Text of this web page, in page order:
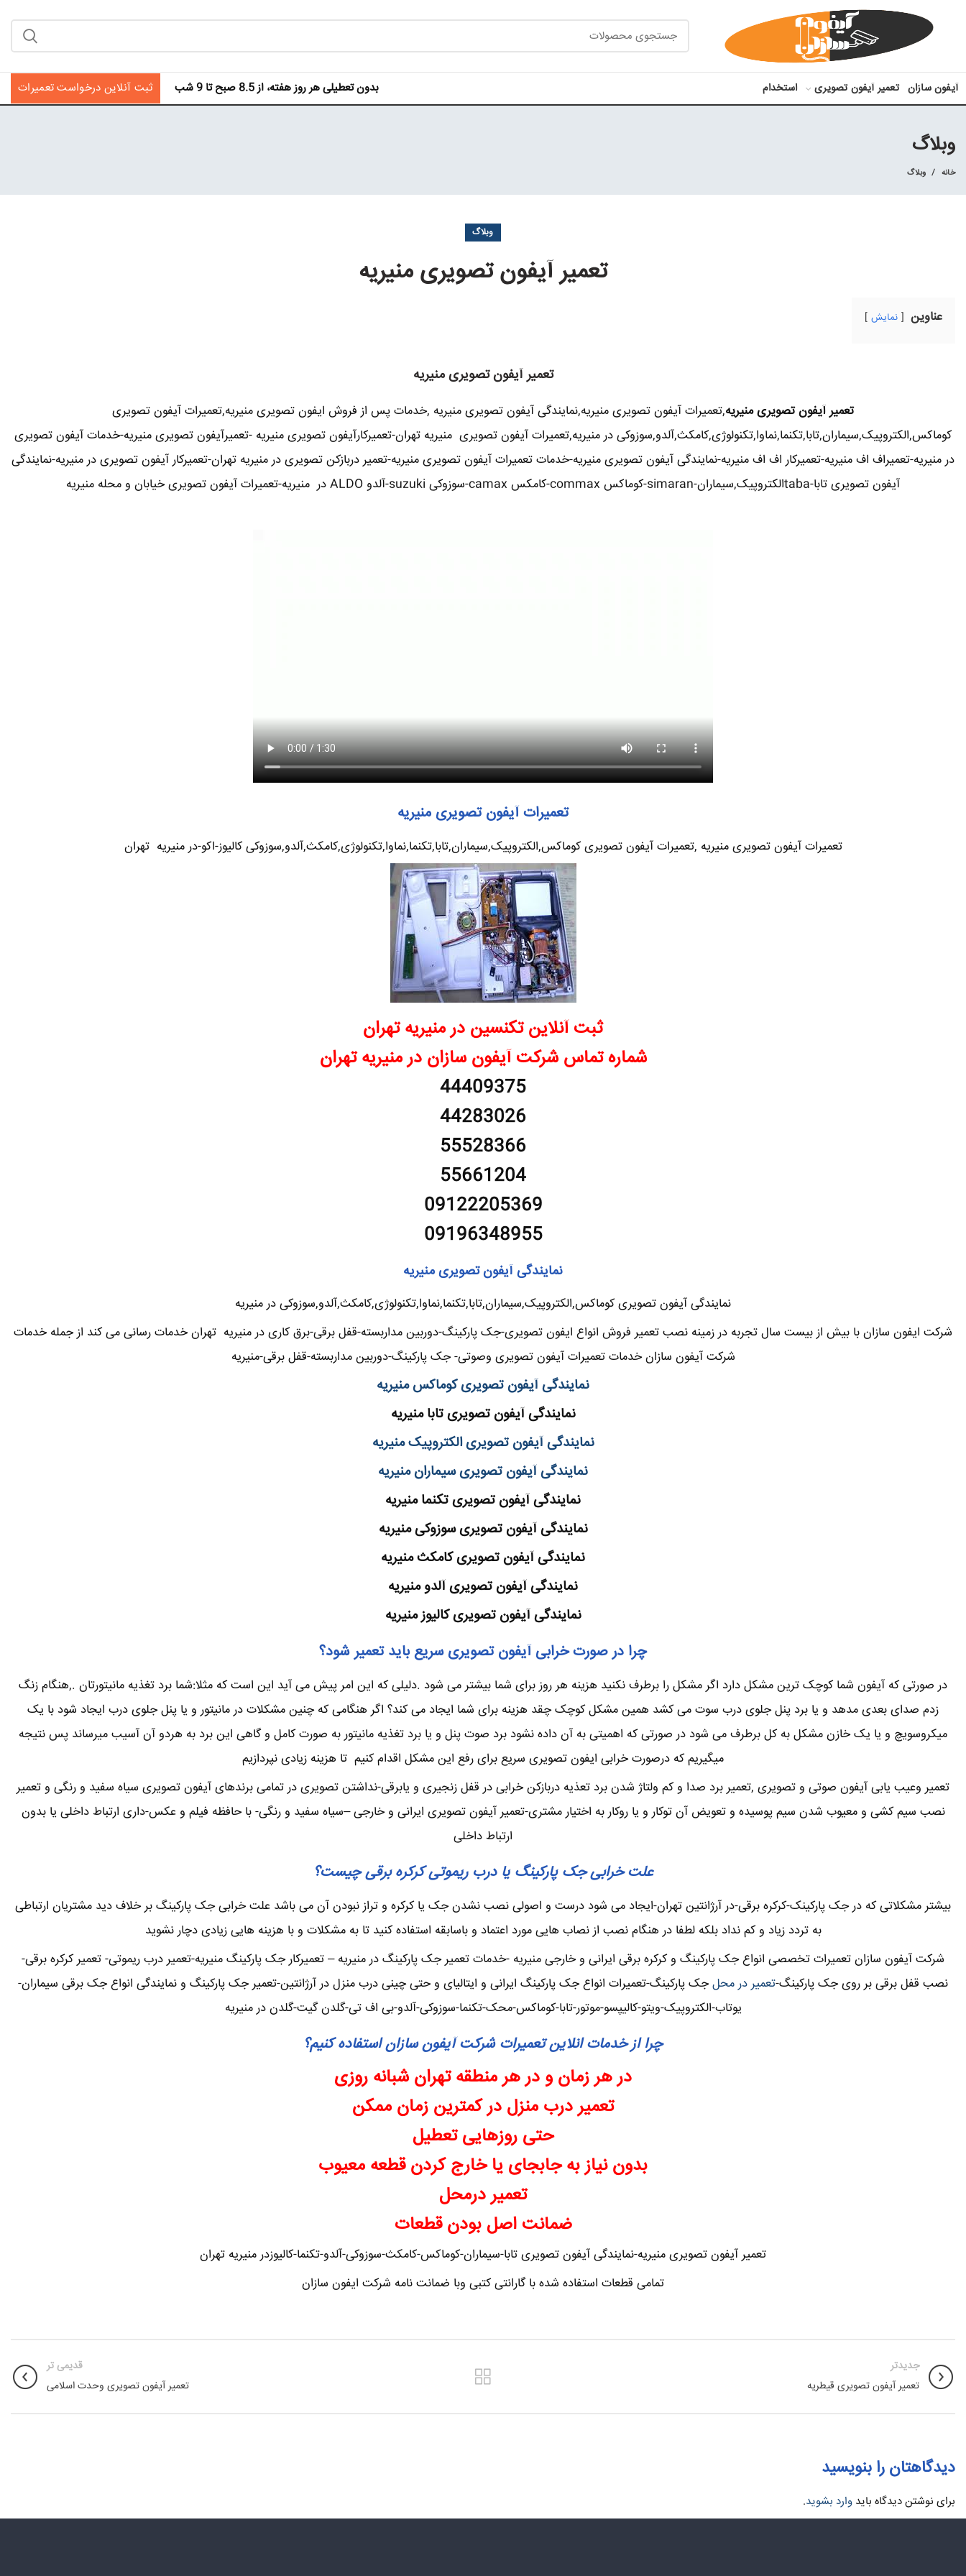
آیفون سازان تعمیر آیفون تصویری استخدام بدون تعطیلی هر روز هفته، از 8.5 صبح تا 9 شب ثبت آنلاین درخواست تعمیرات
وبلاگ
خانه وبلاگ
وبلاگ
تعمیر آیفون تصویری منیریه
عناوین نمایش
تعمیر آیفون تصویری منیریه
تعمیر آیفون تصویری منیریه,تعمیرات آیفون تصویری منیریه,نمایندگی آیفون تصویری منیریه ,خدمات پس از فروش ایفون تصویری منیریه,تعمیرات آیفون تصویری
کوماکس,الکتروپیک,سیماران,تابا,تکنما,نماوا,تکنولوژی,کامکث,آلدو,سوزوکی در منیریه,تعمیرات آیفون تصویری منیریه تهران-تعمیرکارآیفون تصویری منیریه -تعمیرآیفون تصویری منیریه-خدمات آیفون تصویری
در منیریه-تعمیراف اف منیریه-تعمیرکار اف اف منیریه-نمایندگی آیفون تصویری منیریه-خدمات تعمیرات آیفون تصویری منیریه-تعمیر دربازکن تصویری در منیریه تهران-تعمیرکار آیفون تصویری در منیریه-نمایندگی
آیفون تصویری تابا-tabaالکتروپیک,سیماران-simaran-کوماکس commax-کامکس camax-سوزوکی suzuki-آلدو ALDO در منیریه-تعمیرات آیفون تصویری خیابان و محله منیریه
تعمیرات آیفون تصویری منیریه
تعمیرات آیفون تصویری منیریه ,تعمیرات آیفون تصویری کوماکس,الکتروپیک,سیماران,تابا,تکنما,نماوا,تکنولوژی,کامکث,آلدو,سوزوکی کالیوز-اکو-در منیریه تهران
ثبت آنلاین تکنسین در منیریه تهران
شماره تماس شرکت آیفون سازان در منیریه تهران
44409375
44283026
55528366
55661204
09122205369
09196348955
نمایندگی آیفون تصویری منیریه
نمایندگی آیفون تصویری کوماکس,الکتروپیک,سیماران,تابا,تکنما,نماوا,تکنولوژی,کامکث,آلدو,سوزوکی در منیریه
شرکت ایفون سازان با بیش از بیست سال تجربه در زمینه نصب تعمیر فروش انواع ایفون تصویری-جک پارکینگ-دوربین مداربسته-قفل برقی-برق کاری در منیریه تهران خدمات رسانی می کند از جمله خدمات
شرکت آیفون سازان خدمات تعمیرات آیفون تصویری وصوتی- جک پارکینگ-دوربین مداربسته-قفل برقی-منیریه
نمایندگی آیفون تصویری کوماکس منیریه
نمایندگی آیفون تصویری تابا منیریه
نمایندگی آیفون تصویری الکتروپیک منیریه
نمایندگی آیفون تصویری سیماران منیریه
نمایندگی آیفون تصویری تکنما منیریه
نمایندگی آیفون تصویری سوزوکی منیریه
نمایندگی آیفون تصویری کامکث منیریه
نمایندگی آیفون تصویری آلدو منیریه
نمایندگی آیفون تصویری کالیوز منیریه
چرا در صورت خرابی آیفون تصویری سریع باید تعمیر شود؟
در صورتی که آیفون شما کوچک ترین مشکل دارد اگر مشکل را برطرف نکنید هزینه هر روز برای شما بیشتر می شود .دلیلی که این امر پیش می آید این است که مثلا:شما برد تغذیه مانیتورتان .,هنگام زنگ
زدم صدای بعدی مدهد و یا برد پنل جلوی درب سوت می کشد همین مشکل کوچک چقد هزینه برای شما ایجاد می کند؟ اگر هنگامی که چنین مشکلات در مانیتور و یا پنل جلوی درب ایجاد شود با یک
میکروسویچ و یا یک خازن مشکل به کل برطرف می شود در صورتی که اهمیتی به آن داده نشود برد صوت پنل و یا برد تغذیه مانیتور به صورت کامل و گاهی این برد به هردو آن آسیب میرساند پس نتیجه
میگیریم که درصورت خرابی ایفون تصویری سریع برای رفع این مشکل اقدام کنیم تا هزینه زیادی نپردازیم
تعمیر وعیب یابی آیفون صوتی و تصویری ,تعمیر برد صدا و کم ولتاژ شدن برد تعذیه دربازکن خرابی در قفل زنجیری و یابرقی-نداشتن تصویری در تمامی برندهای آیفون تصویری سیاه سفید و رنگی و تعمیر
نصب سیم کشی و معیوب شدن سیم پوسیده و تعویض آن توکار و یا روکار به اختیار مشتری-تعمیر آیفون تصویری ایرانی و خارجی –سیاه سفید و رنگی- با حافظه فیلم و عکس-داری ارتباط داخلی یا بدون
ارتباط داخلی
علت خرابی جک پارکینگ یا درب ریموتی کرکره برقی چیست؟
بیشتر مشکلاتی که در جک پارکینک-کرکره برقی-در آرژانتین تهران-ایجاد می شود درست و اصولی نصب نشدن جک یا کرکره و تراز نبودن آن می باشد علت خرابی جک پارکینگ بر خلاف دید مشتریان ارتباطی
به تردد زیاد و کم نداد بلکه لطفا در هنگام نصب از نصاب هایی مورد اعتماد و باسابقه استفاده کنید تا به مشکلات و با هزینه هایی زیادی دچار نشوید
شرکت آیفون سازان تعمیرات تخصصی انواع جک پارکینگ و کرکره برقی ایرانی و خارجی منیریه -خدمات تعمیر جک پارکینگ در منیریه – تعمیرکار جک پارکینگ منیریه-تعمیر درب ریموتی- تعمیر کرکره برقی-
نصب قفل برقی بر روی جک پارکینگ-تعمیر در محلجک پارکینگ-تعمیرات انواع جک پارکینگ ایرانی و ایتالیای و حتی چینی درب منزل در آرژانتین-تعمیر جک پارکینگ و نمایندگی انواع جک برقی سیماران-
یوتاب-الکتروپیک-ویتو-کالیپسو-موتور-تابا-کوماکس-محک-تکنما-سوزوکی-آلدو-بی اف تی-گلدن گیت-گلدن در منیریه
چرا از خدمات انلاین تعمیرات شرکت آیفون سازان استفاده کنیم؟
در هر زمان و در هر منطقه تهران شبانه روزی
تعمیر درب منزل در کمترین زمان ممکن
حتی روزهایی تعطیل
بدون نیاز به جابجای یا خارج کردن قطعه معیوب
تعمیر درمحل
ضمانت اصل بودن قطعات
تعمیر آیفون تصویری منیریه-نمایندگی آیفون تصویری تابا-سیماران-کوماکس-کامکث-سوزوکی-آلدو-تکنما-کالیوزدر منیریه تهران
تمامی قطعات استفاده شده با گارانتی کتبی وبا ضمانت نامه شرکت ایفون سازان
جدیدتر
تعمیر آیفون تصویری قیطریه
قدیمی تر
تعمیر آیفون تصویری وحدت اسلامی
دیدگاهتان را بنویسید
برای نوشتن دیدگاه باید وارد بشوید.